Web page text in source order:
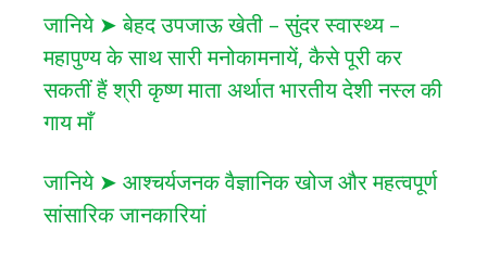
जानिये ➤ बेहद उपजाऊ खेती – सुंदर स्वास्थ्य –
महापुण्य के साथ सारी मनोकामनायें, कैसे पूरी कर
सकतीं हैं श्री कृष्ण माता अर्थात भारतीय देशी नस्ल की
गाय माँ
जानिये ➤ आश्चर्यजनक वैज्ञानिक खोज और महत्वपूर्ण
सांसारिक जानकारियां